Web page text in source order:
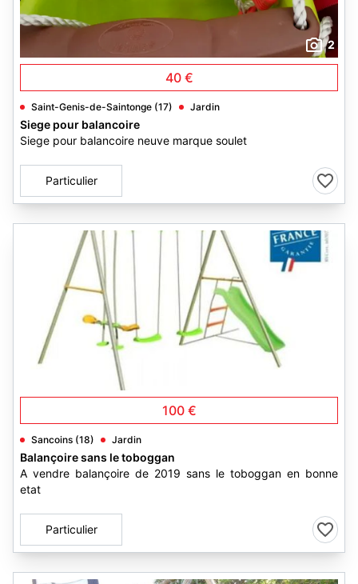
2
40 €
Saint-Genis-de-Saintonge (17) Jardin
Siege pour balancoire
Siege pour balancoire neuve marque soulet
Particulier
100 €
Sancoins (18) Jardin
Balançoire sans le toboggan
A vendre balançoire de 2019 sans le toboggan en bonne
etat
Particulier